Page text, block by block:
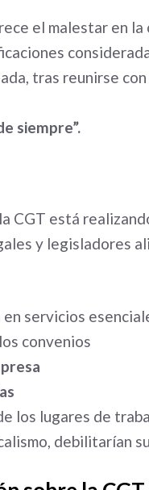
el malestar en
tras reunirse
siempre”.
CGT está
y legisladores
en servicios
convenios
los lugares de
debilitarían